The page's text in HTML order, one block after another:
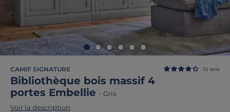
CAMIF SIGNATURE
Bibliothèque bois massif 4
portes Embellie - Gris
10 avis
Voir la description